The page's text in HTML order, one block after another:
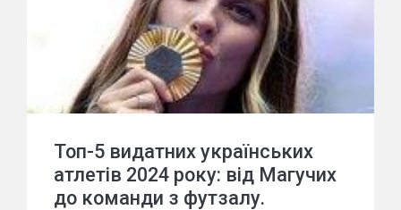
Топ-5 видатних українських
атлетів 2024 року: від Магучих
до команди з футзалу.